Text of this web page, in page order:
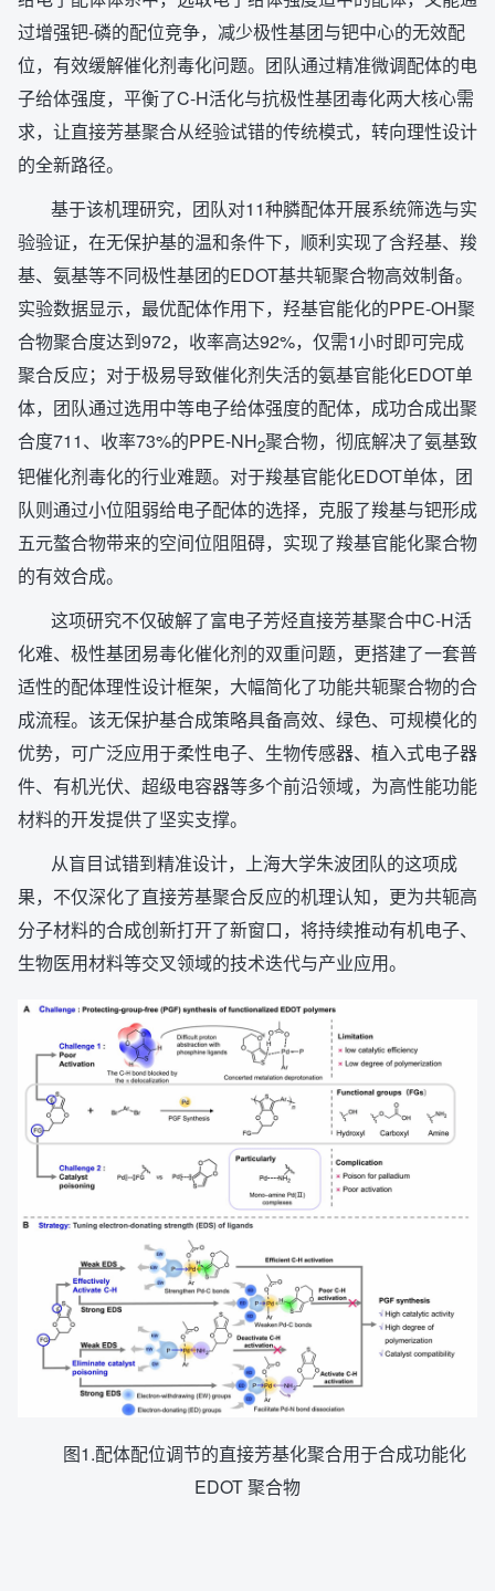
过增强钯-磷的配位竞争，减少极性基团与钯中心的无效配
位，有效缓解催化剂毒化问题。团队通过精准微调配体的电
子给体强度，平衡了C-H活化与抗极性基团毒化两大核心需
求，让直接芳基聚合从经验试错的传统模式，转向理性设计
的全新路径。
基于该机理研究，团队对11种膦配体开展系统筛选与实
验验证，在无保护基的温和条件下，顺利实现了含羟基、羧
基、氨基等不同极性基团的EDOT基共轭聚合物高效制备。
实验数据显示，最优配体作用下，羟基官能化的PPE-OH聚
合物聚合度达到972，收率高达92%，仅需1小时即可完成
聚合反应；对于极易导致催化剂失活的氨基官能化EDOT单
体，团队通过选用中等电子给体强度的配体，成功合成出聚
合度711、收率73%的PPE-NH2聚合物，彻底解决了氨基致
钯催化剂毒化的行业难题。对于羧基官能化EDOT单体，团
队则通过小位阻弱给电子配体的选择，克服了羧基与钯形成
五元螯合物带来的空间位阻阻碍，实现了羧基官能化聚合物
的有效合成。
这项研究不仅破解了富电子芳烃直接芳基聚合中C-H活
化难、极性基团易毒化催化剂的双重问题，更搭建了一套普
适性的配体理性设计框架，大幅简化了功能共轭聚合物的合
成流程。该无保护基合成策略具备高效、绿色、可规模化的
优势，可广泛应用于柔性电子、生物传感器、植入式电子器
件、有机光伏、超级电容器等多个前沿领域，为高性能功能
材料的开发提供了坚实支撑。
从盲目试错到精准设计，上海大学朱波团队的这项成
果，不仅深化了直接芳基聚合反应的机理认知，更为共轭高
分子材料的合成创新打开了新窗口，将持续推动有机电子、
生物医用材料等交叉领域的技术迭代与产业应用。
图1.配体配位调节的直接芳基化聚合用于合成功能化
EDOT 聚合物